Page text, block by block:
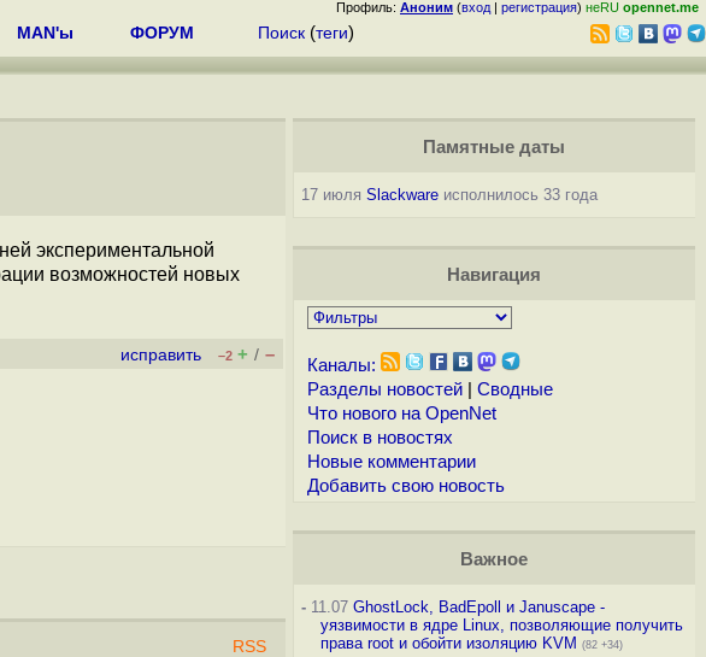
Профиль: Аноним (вход | регистрация) неRU opennet.me
MAN'ы ФОРУМ Поиск (теги)
экспериментальной
возможностей новых
исправить –2 + / –
RSS
Памятные даты
17 июля Slackwareисполнилось 33 года
Навигация
Каналы:
Разделы новостей| Сводные
Что нового на OpenNet
Поиск в новостях
Новые комментарии
Добавить свою новость
Важное
-11.07 GhostLock, BadEpoll и Januscape -
уязвимости в ядре Linux, позволяющие получить
права root и обойти изоляцию KVM (82 +34)